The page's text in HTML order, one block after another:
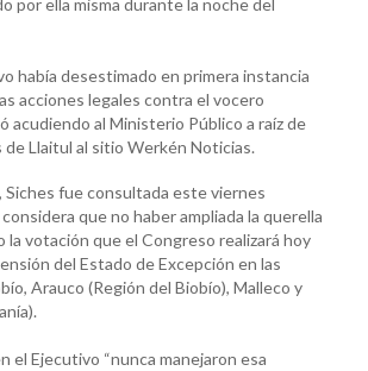
había desestimado en primera instancia
acciones legales contra el vocero
acudiendo al Ministerio Público a raíz de
de Llaitul al sitio Werkén Noticias.
fue consultada este viernes
que no haber ampliada la querella
la votación que el Congreso realizará hoy
del Estado de Excepción en las
Arauco (Región del Biobío), Malleco y
el Ejecutivo “nunca manejaron esa